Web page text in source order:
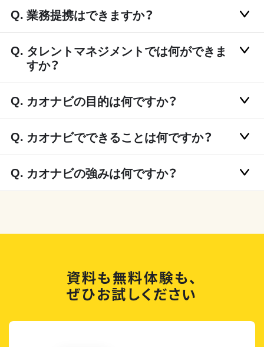
業務提携はできますか？
タレントマネジメントでは何ができま
すか？
カオナビの目的は何ですか？
カオナビでできることは何ですか？
カオナビの強みは何ですか？
資料も無料体験も、
ぜひお試しください